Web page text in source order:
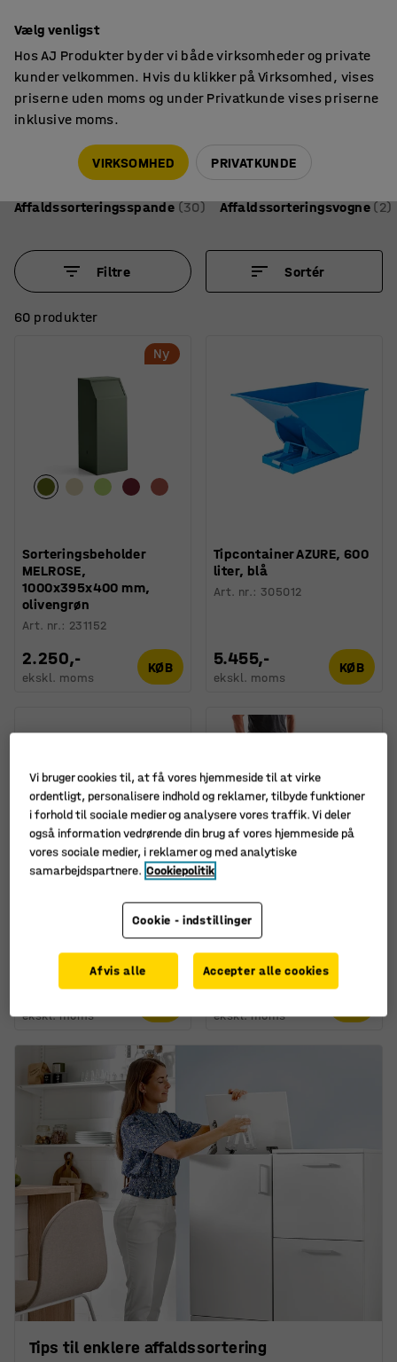
Affaldssortering
Affaldssorteringsspande(30) Affaldssorteringsvogne(2)
Filtre Sortér
60 produkter
Ny
Sorteringsbeholder
MELROSE,
1000x395x400 mm,
olivengrøn
Art. nr.: 231152
2.250,-
ekskl. moms
KØB
Tipcontainer AZURE, 600
liter, blå
Art. nr.: 305012
5.455,-
ekskl. moms
KØB
Tipcontainer AZURE, 900
305013
6.545,-
ekskl. moms
Tipcontainer AZURE, 150
liter, blå
Art. nr. 305010
3.635,-
ekskl. moms
Tips til enklere affaldssortering
Vælg venligst
Hos AJ Produkter byder vi både virksomheder og private
kunder velkommen. Hvis du klikker på Virksomhed, vises
priserne uden moms og under Privatkunde vises priserne
inklusive moms.
VIRKSOMHED PRIVATKUNDE
Vi bruger cookies til, at få vores hjemmeside til at virke
ordentligt, personalisere indhold og reklamer, tilbyde funktioner
i forhold til sociale medier og analysere vores traffik. Vi deler
også information vedrørende din brug af vores hjemmeside på
vores sociale medier, i reklamer og med analytiske
samarbejdspartnere. Cookiepolitik
Cookie - indstillinger
Afvis alle Accepter alle cookies